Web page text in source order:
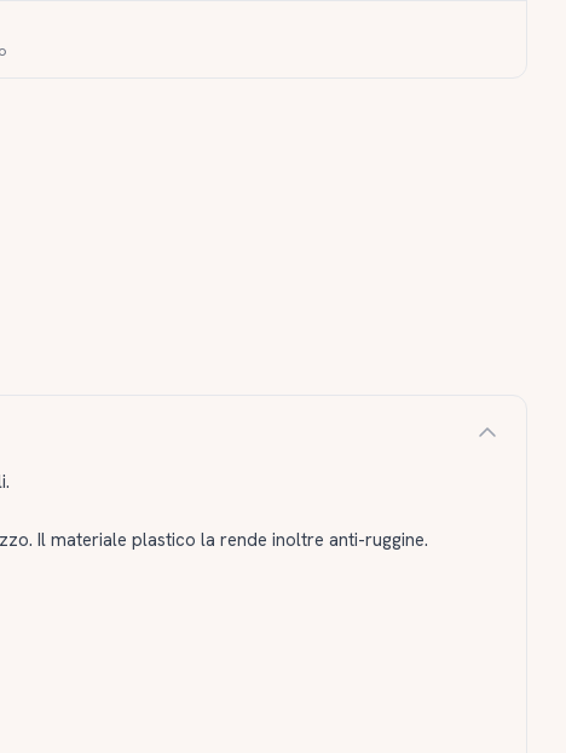
Il materiale plastico la rende inoltre anti-ruggine.